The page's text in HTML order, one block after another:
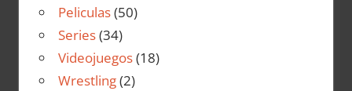
Peliculas(50)
Series(34)
Videojuegos(18)
Wrestling(2)